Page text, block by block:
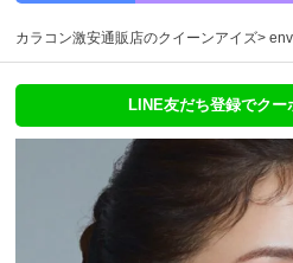
カラコン激安通販店のクイーンアイズ
LINE友だち登録でクー